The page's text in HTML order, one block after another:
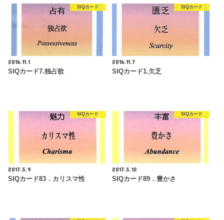
SIQカード
2016.11.1
SIQカード7.独占欲
SIQカード
2016.11.7
SIQカード1.欠乏
SIQカード
2017.5.9
SIQカード83．カリスマ性
SIQカード
2017.5.12
SIQカード89．豊かさ